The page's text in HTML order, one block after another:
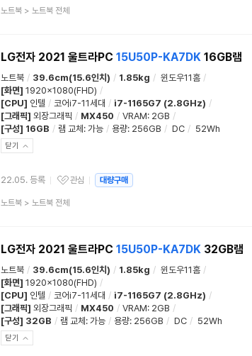
상
노트북> 노트북 전체
LG전자 2021 울트라PC 15U50P-KA7DK16GB램
노트북 / 39.6cm(15.6인치) / 1.85kg / 윈도우11홈 /
[화면] 1920x1080(FHD) /
[CPU] 인텔 / 코어i7-11세대 / i7-1165G7 (2.8GHz) /
[그래픽] 외장그래픽 / MX450 / VRAM: 2GB /
[구성] 16GB / 램 교체 : 가능 / 용량: 256GB / DC / 52Wh
닫기
22.05. 등록
관심상품
관심 대량구매
상
노트북> 노트북 전체
LG전자 2021 울트라PC 15U50P-KA7DK32GB램
노트북 / 39.6cm(15.6인치) / 1.85kg / 윈도우11홈 /
[화면] 1920x1080(FHD) /
[CPU] 인텔 / 코어i7-11세대 / i7-1165G7 (2.8GHz) /
[그래픽] 외장그래픽 / MX450 / VRAM: 2GB /
[구성] 32GB / 램 교체 : 가능 / 용량: 256GB / DC / 52Wh
닫기